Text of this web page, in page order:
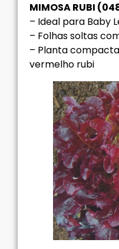
MIMOSA RUBI
– Ideal para Baby
– Folhas soltas
– Planta
vermelho rubi